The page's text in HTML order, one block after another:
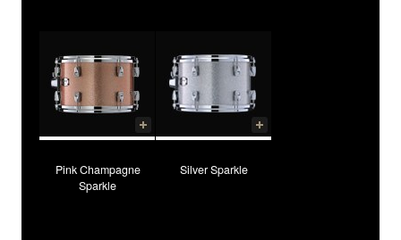
Pink Champagne
Sparkle
Silver Sparkle